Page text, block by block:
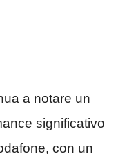
a notare un
significativo
con un